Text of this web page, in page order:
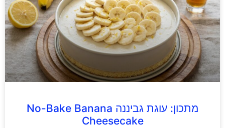
מתכון: עוגת גביננה No-Bake Banana
Cheesecake